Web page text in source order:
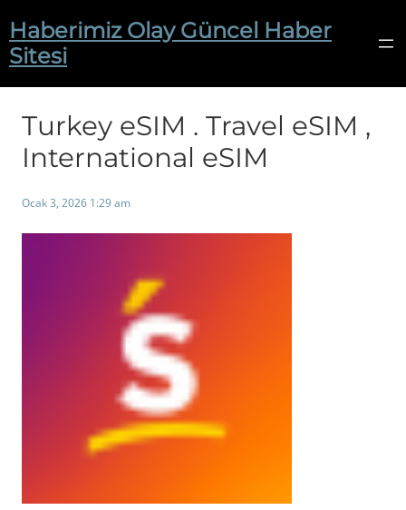
geçHaberimiz Olay Güncel Haber
Sitesi
Turkey eSIM . Travel eSIM ,
International eSIM
Ocak 3, 2026 1:29 am